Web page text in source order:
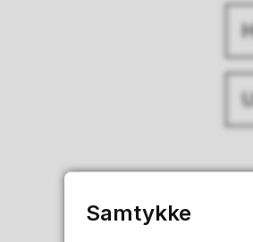
Samtykke